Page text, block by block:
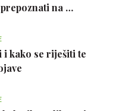
na …
i kako se riješiti te